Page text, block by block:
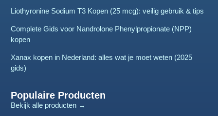
Liothyronine Sodium T3 Kopen (25 mcg): veilig gebruik & tips
Complete Gids voor Nandrolone Phenylpropionate (NPP)
kopen
Xanax kopen in Nederland: alles wat je moet weten (2025
gids)
Populaire Producten
Bekijk alle producten →